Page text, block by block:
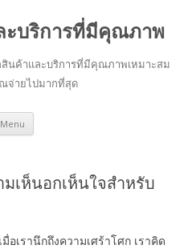
ะบริการที่มีคุณภาพ
สินค้าและบริการที่มีคุณภาพเหมาะสม
จ่ายไปมากที่สุด
Menu Skip to content
เห็นอกเห็นใจสำหรับ
เรานึกถึงความเศร้าโศก เราคิด